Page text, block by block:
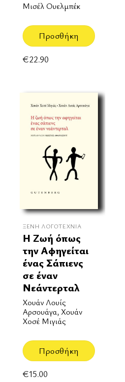
Μισέλ Ουελμπέκ
Προσθήκη
€22.90
ΞΈΝΗ ΛΟΓΟΤΕΧΝΊΑ
Η Ζωή όπως
την Αφηγείται
ένας Σάπιενς
σε έναν
Νεάντερταλ
Χουάν Λουίς
Αρσουάγα, Χουάν
Χοσέ Μιγιάς
Προσθήκη
€15.00